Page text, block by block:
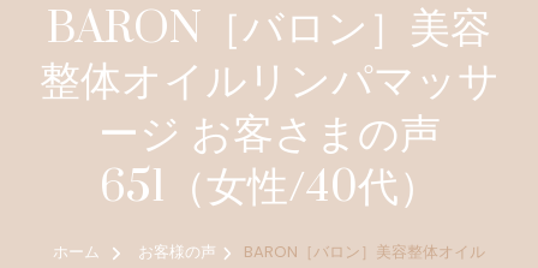
BARON［バロン］美容
整体オイルリンパマッサ
ージ お客さまの声
651（女性/40代）
ホーム お客様の声
BARON［バロン］美容整体オイル